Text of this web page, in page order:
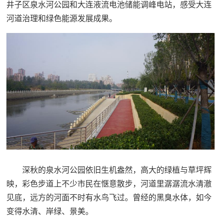
井子区泉水河公园和大连液流电池储能调峰电站，感受大连
河道治理和绿色能源发展成果。
深秋的泉水河公园依旧生机盎然，高大的绿植与草坪辉
映，彩色步道上不少市民在惬意散步，河道里潺潺流水清澈
见底，远方的河面不时有水鸟飞过。曾经的黑臭水体，如今
变得水清、岸绿、景美。